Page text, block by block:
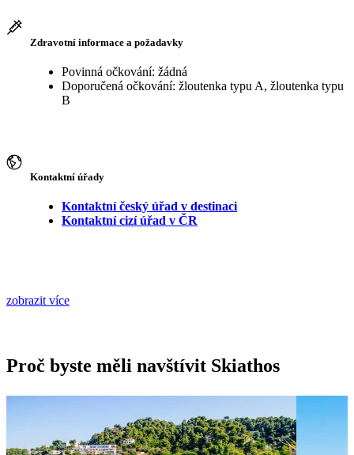
Zdravotní informace a požadavky
Povinná očkování: žádná
Doporučená očkování: žloutenka typu A, žloutenka typu
B
Kontaktní úřady
Kontaktní český úřad v destinaci
Kontaktní cizí úřad v ČR
zobrazit více
Proč byste měli navštívit Skiathos